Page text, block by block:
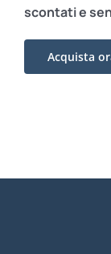
scontati e
Acquista